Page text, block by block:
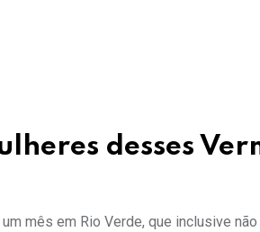
desses
mês em Rio Verde, que inclusive